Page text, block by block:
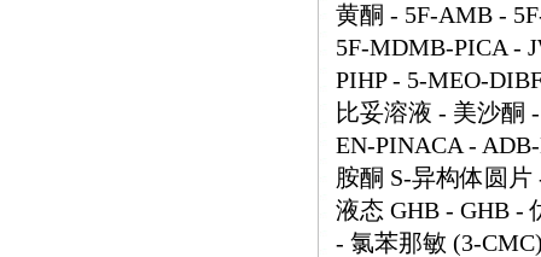
黄酮 - 5F-AMB -
5F-MDMB-PICA -
PIHP - 5-MEO-
比妥溶液 - 美沙酮
EN-PINACA -
胺酮 S-异构体圆
液态 GHB - GHB -
- 氯苯那敏 (3-